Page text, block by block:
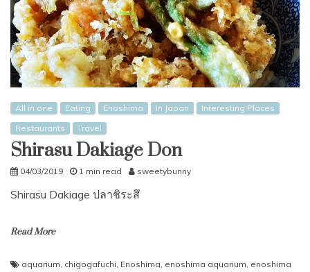
All in one Eating Enoshima In Japan
Interesting Places
Restaurants
Travel
Shirasu Dakiage Don
04/03/2019 1 min read sweetybunny
Shirasu Dakiage ปลาชิระสึ
Read More
aquarium, chigogafuchi, Enoshima, enoshima aquarium, enoshima